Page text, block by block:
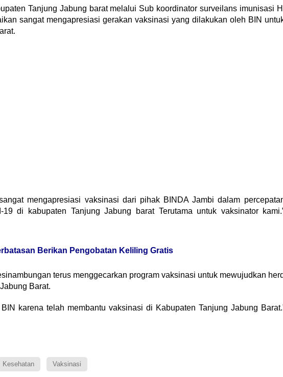
Tanjung Jabung barat melalui Sub koordinator surveilans imunisasi
sangat mengapresiasi gerakan vaksinasi yang dilakukan oleh BIN
mengapresiasi vaksinasi dari pihak BINDA Jambi dalam
19 di kabupaten Tanjung Jabung barat Terutama untuk vaksinator
Berikan Pengobatan Keliling Gratis
terus menggecarkan program vaksinasi untuk mewujudkan
Barat.
karena telah membantu vaksinasi di Kabupaten Tanjung Jabung
Kesehatan Vaksinasi